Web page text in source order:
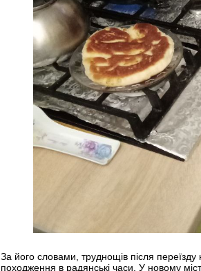
За його словами, труднощів після
походження в радянські часи. У новому